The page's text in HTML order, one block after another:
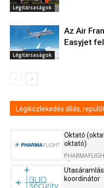
Légitársaságok
Légitársaságok
Az Air
Easyjet
Légiközlekedés állás,
Oktató
oktató)
Kft.
koordinátor